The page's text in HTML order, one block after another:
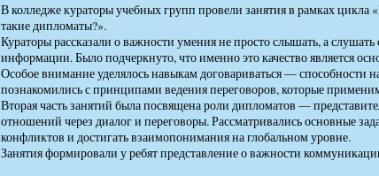
В колледже кураторы учебных групп провели занятия в рамках
такие дипломаты?».
Кураторы рассказали о важности умения не просто слышать, а
информации. Было подчеркнуто, что именно это качество является
Особое внимание уделялось навыкам договариваться —
познакомились с принципами ведения переговоров, которые
Вторая часть занятий была посвящена роли дипломатов —
отношений через диалог и переговоры. Рассматривались основные
конфликтов и достигать взаимопонимания на глобальном уровне.
Занятия формировали у ребят представление о важности